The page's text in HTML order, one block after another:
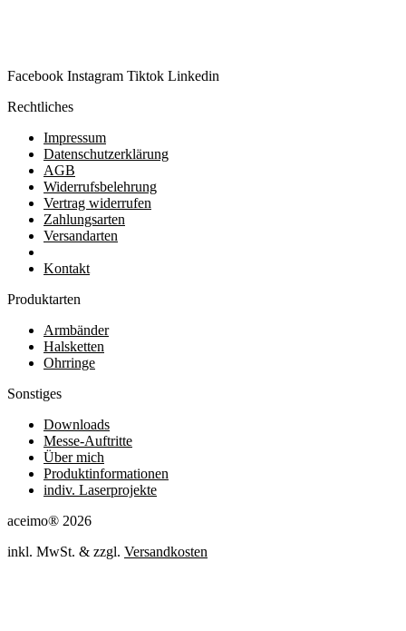
Facebook Instagram Tiktok Linkedin
Rechtliches
Impressum
Datenschutzerklärung
AGB
Widerrufsbelehrung
Vertrag widerrufen
Zahlungsarten
Versandarten
Kontakt
Produktarten
Armbänder
Halsketten
Ohrringe
Sonstiges
Downloads
Messe-Auftritte
Über mich
Produktinformationen
indiv. Laserprojekte
aceimo® 2026
inkl. MwSt. & zzgl. Versandkosten